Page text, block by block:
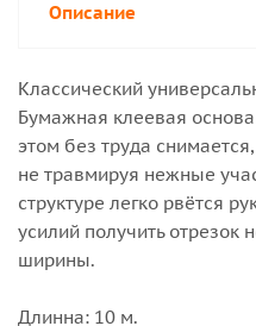
Описание
Классический
Бумажная клеевая
этом без труда
не травмируя нежные
структуре легко рвётся
усилий получить
ширины.
Длинна: 10 м.